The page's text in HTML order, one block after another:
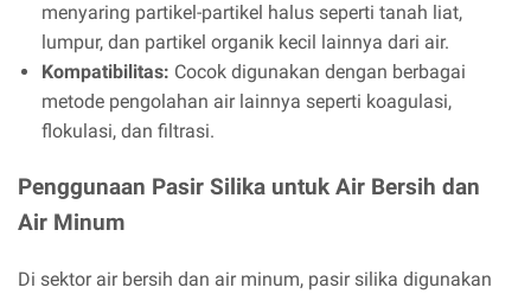
menyaring partikel-partikel halus seperti tanah liat,
lumpur, dan partikel organik kecil lainnya dari air.
Kompatibilitas: Cocok digunakan dengan berbagai
metode pengolahan air lainnya seperti koagulasi,
flokulasi, dan filtrasi.
Penggunaan Pasir Silika untuk Air Bersih dan
Air Minum
Di sektor air bersih dan air minum, pasir silika digunakan